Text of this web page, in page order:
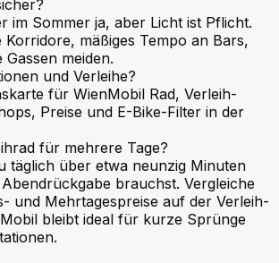
im Sommer ja, aber Licht ist Pflicht.
Korridore, mäßiges Tempo an Bars,
meiden.
und Verleihe?
für WienMobil Rad, Verleih-
Preise und E-Bike-Filter in der
für mehrere Tage?
täglich über etwa neunzig Minuten
brauchst. Vergleiche
und Mehrtagespreise auf der Verleih-
bleibt ideal für kurze Sprünge